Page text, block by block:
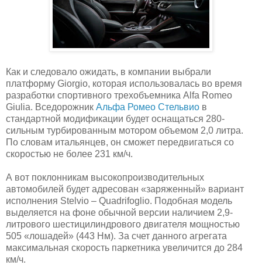
Как и следовало ожидать, в компании выбрали
платформу Giorgio, которая использовалась во время
разработки спортивного трехобъемника Alfa Romeo
Giulia. Вседорожник Альфа Ромео Стельвио в
стандартной модификации будет оснащаться 280-
сильным турбированным мотором объемом 2,0 литра.
По словам итальянцев, он сможет передвигаться со
скоростью не более 231 км/ч.
А вот поклонникам высокопроизводительных
автомобилей будет адресован «заряженный» вариант
исполнения Stelvio – Quadrifoglio. Подобная модель
выделяется на фоне обычной версии наличием 2,9-
литрового шестицилиндрового двигателя мощностью
505 «лошадей» (443 Нм). За счет данного агрегата
максимальная скорость паркетника увеличится до 284
км/ч.